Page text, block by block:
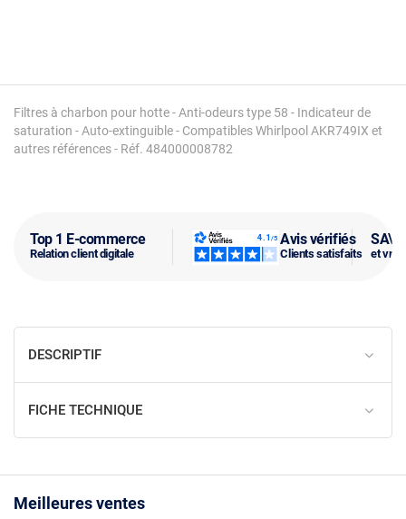
Top 1 E-commerce
Relation client digitale
Avis vérifiés
Clients satisfaits
SAV
et
Filtres à charbon pour hotte - Anti-odeurs type 58 - Indicateur de
saturation - Auto-extinguible - Compatibles Whirlpool AKR749IX et
autres références - Réf. 484000008782
DESCRIPTIF
FICHE TECHNIQUE
Meilleures ventes